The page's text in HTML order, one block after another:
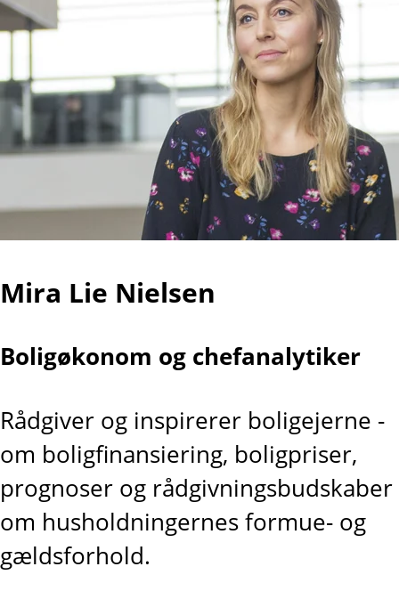
Mira Lie Nielsen
Boligøkonom og chefanalytiker
Rådgiver og inspirerer boligejerne -
om boligfinansiering, boligpriser,
prognoser og rådgivningsbudskaber
om husholdningernes formue- og
gældsforhold.